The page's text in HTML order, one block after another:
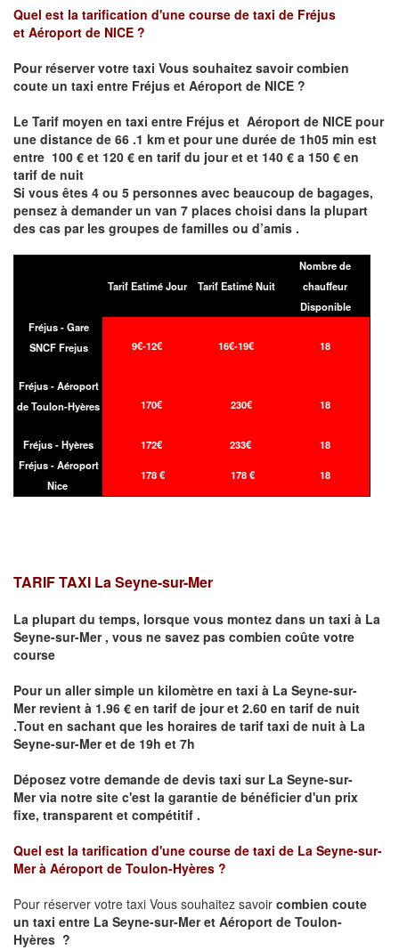
Quel est la tarification d'une course de taxi de Fréjus
et Aéroport de NICE ?
Pour réserver votre taxi Vous souhaitez savoircombien
coute un taxi entre Fréjus et Aéroport de NICE ?
Le Tarif moyen en taxi entre Fréjus et Aéroport de NICE pour
une distance de 66 .1 km et pour une durée de 1h05 min est
entre 100 € et 120 € en tarif du jour et et 140 € a 150 € en
tarif de nuit
Si vous êtes 4 ou 5 personnes avec beaucoup de bagages,
pensez à demander un van 7 places choisi dans la plupart
des cas par les groupes de familles ou d’amis .
Tarif Estimé Jour Tarif Estimé Nuit
Nombre de
chauffeur
Disponible
Fréjus - Gare
SNCF Frejus
9€-12€ 16€-19€ 18
Fréjus - Aéroport
de Toulon-Hyères
170€ 230€ 18
Fréjus - Hyères 172€ 233€
18
Fréjus - Aéroport
Nice
178 € 178 € 18
TARIF TAXI La Seyne-sur-Mer
La plupart du temps, lorsque vous montez dans un taxi à La
Seyne-sur-Mer, vous ne savez pas combien coûte votre
course
Pour un aller simple un kilomètre en taxi à La Seyne-sur-
Merrevient à 1.96 € en tarif de jour et 2.60 en tarif de nuit
.Tout en sachant que les horaires de tarif taxi de nuit à La
Seyne-sur-Meret de 19h et 7h
Déposez votre demande de devis taxi sur La Seyne-sur-
Mervia notre site c'est la garantie de bénéficier d'un prix
fixe, transparent et compétitif .
Quel est la tarification d'une course de taxi de La Seyne-sur-
Mer à Aéroport de Toulon-Hyères ?
Pour réserver votre taxi Vous souhaitez savoir combien coute
un taxi entre La Seyne-sur-Mer et Aéroport de Toulon-
Hyères ?